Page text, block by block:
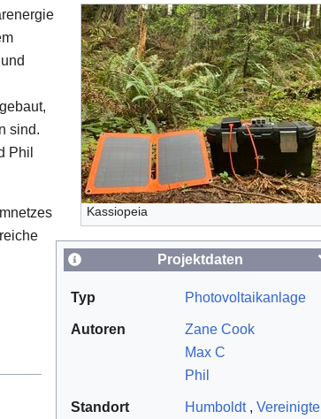
Kassiopeia
Projektdaten
Typ Photovoltaikanlage
Autoren
Zane Cook
Max C
Phil
Standort Humboldt, Vereinigte
sind.
Phil